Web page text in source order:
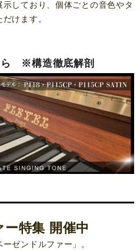
しており、個体ごとの音色やタ
けます。
ら ※構造徹底解剖
特集 開催中
ゼンドルファー」。